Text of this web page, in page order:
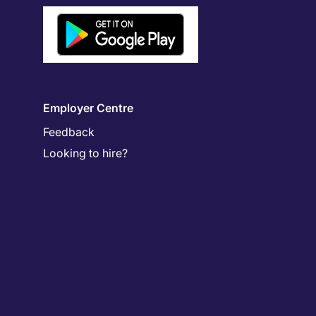
Employer Centre
Feedback
Looking to hire?